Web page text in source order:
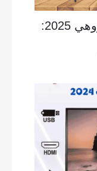
عيوب ومميزات شاشات جروهي 2025: